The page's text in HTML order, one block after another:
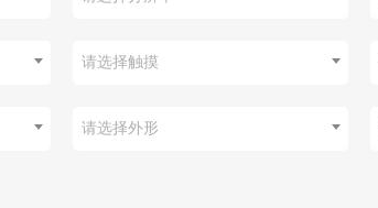
请选择触摸
请选择外形